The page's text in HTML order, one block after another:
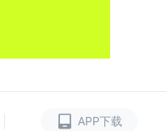
APP下载